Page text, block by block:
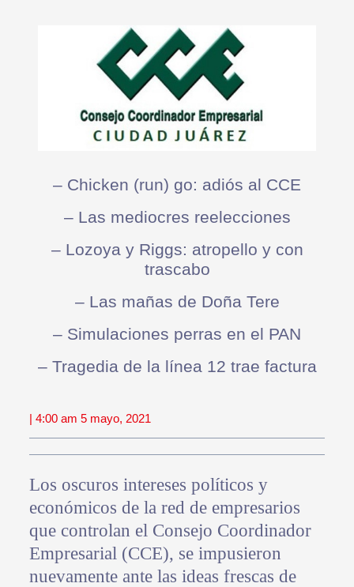
– Chicken (run) go: adiós al CCE
– Las mediocres reelecciones
– Lozoya y Riggs: atropello y con
trascabo
– Las mañas de Doña Tere
– Simulaciones perras en el PAN
– Tragedia de la línea 12 trae factura
| 4:00 am 5 mayo, 2021
Los oscuros intereses políticos y
económicos de la red de empresarios
que controlan el Consejo Coordinador
Empresarial (CCE), se impusieron
nuevamente ante las ideas frescas de